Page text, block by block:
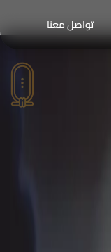
تواصل معنا